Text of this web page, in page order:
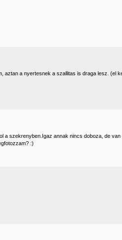
aztan a nyertesnek a szallitas is draga lesz. (el
a szekrenyben.Igaz annak nincs doboza, de van
:)